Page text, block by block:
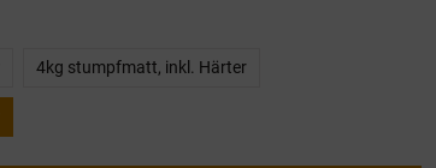
4kg stumpfmatt, inkl. Härter